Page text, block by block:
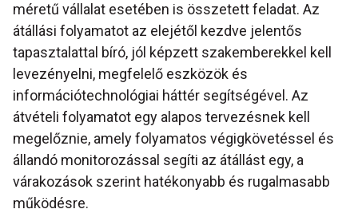
méretű vállalat esetében is összetett feladat. Az
átállási folyamatot az elejétől kezdve jelentős
tapasztalattal bíró, jól képzett szakemberekkel kell
levezényelni, megfelelő eszközök és
információtechnológiai háttér segítségével. Az
átvételi folyamatot egy alapos tervezésnek kell
megelőznie, amely folyamatos végigkövetéssel és
állandó monitorozással segíti az átállást egy, a
várakozások szerint hatékonyabb és rugalmasabb
működésre.